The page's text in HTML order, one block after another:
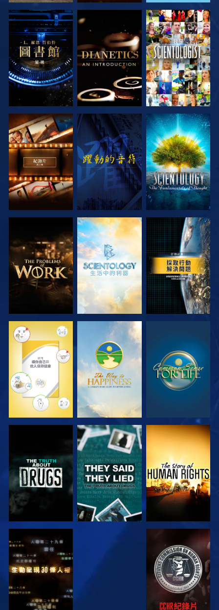
探索系列節目 探索系列節目 觀看
探索系列節目 觀看 探索系列節目
探索系列節目 探索系列節目 觀看
觀看 觀看 觀看
觀看 觀看
觀看 觀看